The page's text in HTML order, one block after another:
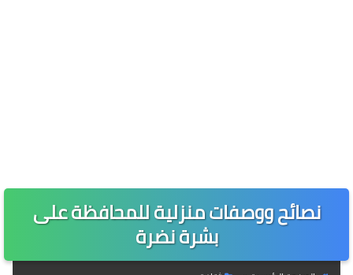
نصائح ووصفات منزلية للمحافظة على
بشرة نضرة